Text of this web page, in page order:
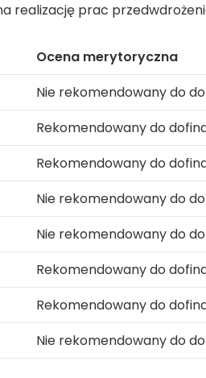
realizację prac
Ocena merytoryczna
Nie rekomendowany do
Rekomendowany do
Rekomendowany do
Nie rekomendowany do
Nie rekomendowany do
Rekomendowany do
Rekomendowany do
Nie rekomendowany do